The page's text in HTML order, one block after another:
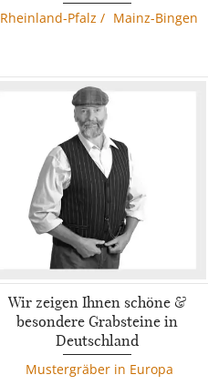
Rheinland-Pfalz / Mainz-Bingen
Wir zeigen Ihnen schöne &
besondere Grabsteine in
Deutschland
Mustergräber in Europa